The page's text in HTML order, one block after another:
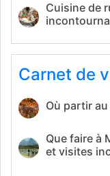
Cuisine de
Carnet de
Où partir
Que faire à
et visites